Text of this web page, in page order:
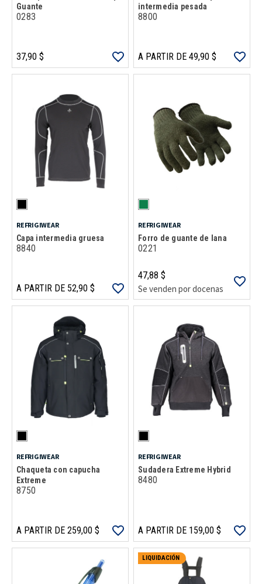
Guante
0283
37,90 $
intermedia pesada
8800
A PARTIR DE 49,90 $
REFRIGIWEAR
Capa intermedia gruesa
8840
A PARTIR DE 52,90 $
REFRIGIWEAR
Forro de guante de lana
0221
47,88 $
Se venden por docenas
REFRIGIWEAR
Chaqueta con capucha
Extreme
8750
A PARTIR DE 259,00 $
REFRIGIWEAR
Sudadera Extreme Hybrid
8480
A PARTIR DE 159,00 $
LIQUIDACIÓN